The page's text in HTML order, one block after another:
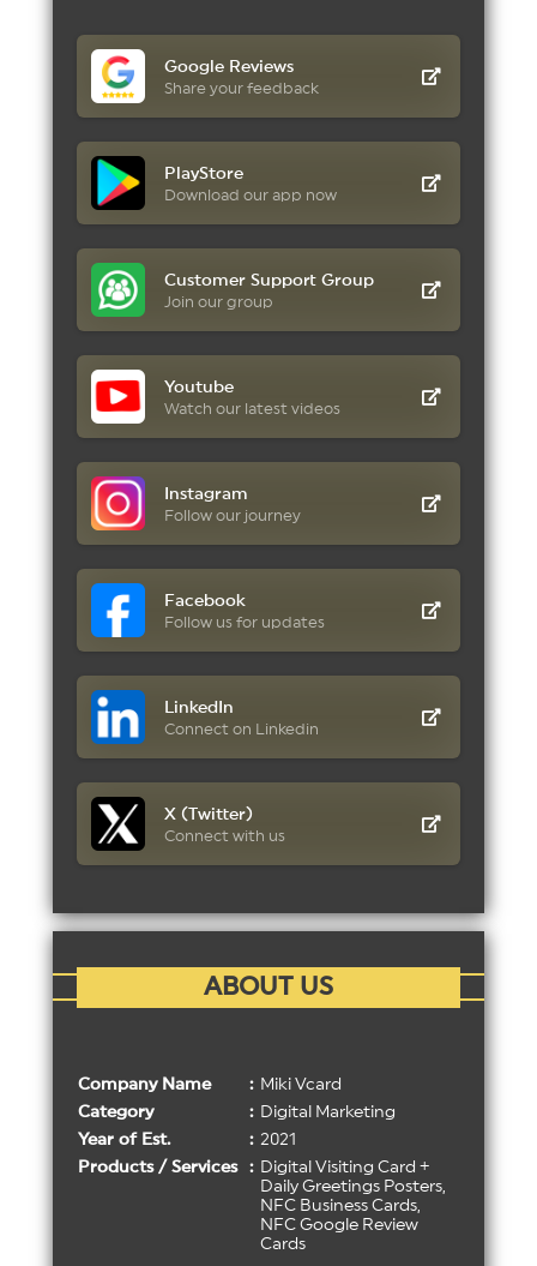
Google Reviews
Share your feedback
PlayStore
Download our app now
Customer Support Group
Join our group
Youtube
Watch our latest videos
Instagram
Follow our journey
Facebook
Follow us for updates
LinkedIn
Connect on Linkedin
X (Twitter)
Connect with us
ABOUT US
Company Name : Miki Vcard
Category
: Digital Marketing
Year of Est.
: 2021
Products / Services
: Digital Visiting Card +
Daily Greetings Posters,
NFC Business Cards,
NFC Google Review
Cards